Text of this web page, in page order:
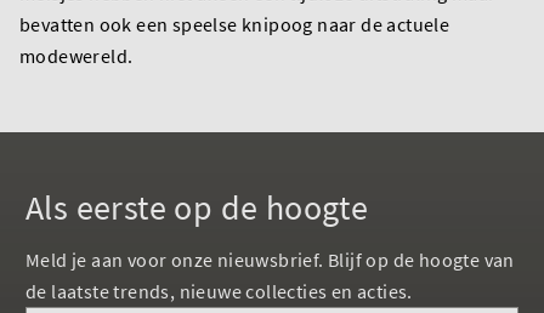
bevatten ook een speelse knipoog naar de actuele
modewereld.
Als eerste op de hoogte
Meld je aan voor onze nieuwsbrief. Blijf op de hoogte van
de laatste trends, nieuwe collecties en acties.